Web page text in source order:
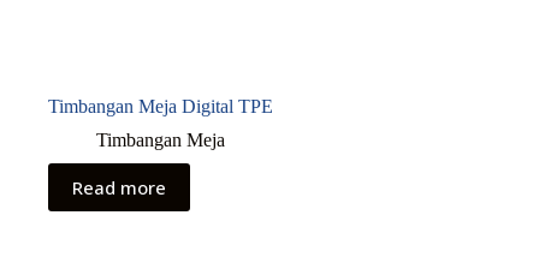
Timbangan Meja Digital TPE
Timbangan Meja
Read more